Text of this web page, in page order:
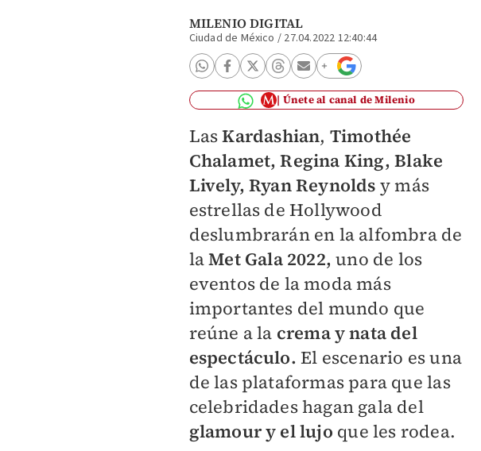
MILENIO DIGITAL
Ciudad de México / 27.04.2022 12:40:44
Únete al canal de Milenio
LasKardashian, Timothée
Chalamet, Regina King,Blake
Lively, Ryan Reynolds y más
estrellas de Hollywood
deslumbrarán en la alfombra de
laMet Gala 2022, uno de los
eventos de la moda más
importantes del mundo que
reúne a la crema y nata del
espectáculo.El escenario es una
de las plataformas para que las
celebridades hagan gala del
glamour y el lujo que les rodea.